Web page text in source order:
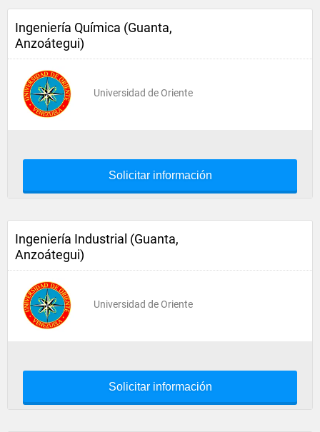
Ingeniería Química (Guanta,
Anzoátegui)
Universidad de Oriente
Solicitar información
Ingeniería Industrial (Guanta,
Anzoátegui)
Universidad de Oriente
Solicitar información